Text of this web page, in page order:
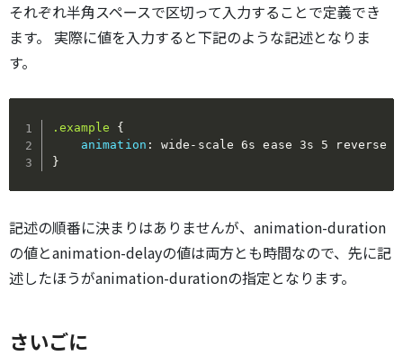
それぞれ半角スペースで区切って入力することで定義でき
ます。 実際に値を入力すると下記のような記述となりま
す。
.example
{
animation :
wide-scale 6s ease 3s 5 reverse
}
記述の順番に決まりはありませんが、animation-duration
の値とanimation-delayの値は両方とも時間なので、先に記
述したほうがanimation-durationの指定となります。
さいごに